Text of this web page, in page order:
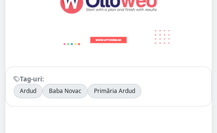
Tag-uri:
Ardud Baba Novac Primăria Ardud